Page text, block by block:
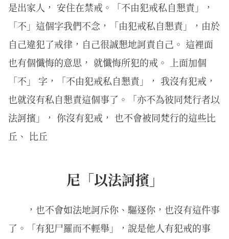
是出家人， 安住在禁戒。「不由犯戒私自懇責」，
「不」這個字我們不念，「由犯戒私自懇責」，由於
自己違犯了戒律，自己很誠懇地訶責自己。 這裡面
也有個懺悔的意思， 就懺悔所犯的戒。 上面加個
「不」 字，「不由犯戒私自懇責」， 我沒有犯戒，
也就沒有私自懇責這個事了。「亦不為彼同梵行者以
法訶擯」， 你沒有犯戒， 也不會被同梵行的這些比
丘、 比丘
尼「以法訶擯」
，也不會如法地訶斥你、驅逐你，也沒有這件事
了。「有犯尸羅而不輕舉」，說是他人有犯戒的事